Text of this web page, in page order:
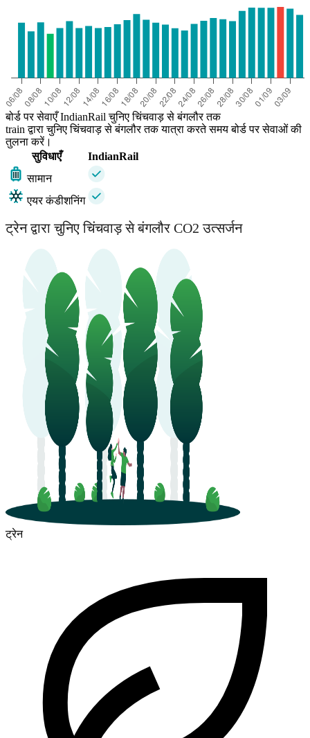
Bangalore
बोर्ड पर सेवाएँ IndianRail चुनिए चिंचवाड़ से बंगलौर तक
train द्वारा चुनिए चिंचवाड़ से बंगलौर तक यात्रा करते समय बोर्ड पर सेवाओं की
तुलना करें।
सुविधाएँ
IndianRail
सामान
एयर कंडीशनिंग
ट्रेन द्वारा चुनिए चिंचवाड़ से बंगलौर CO2 उत्सर्जन
ट्रेन